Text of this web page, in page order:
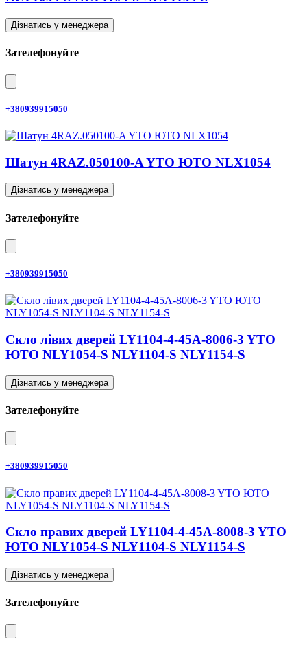
Дізнатись у менеджера
Зателефонуйте
+380939915050
Шатун 4RAZ.050100-A YTO ЮТО NLX1054
Дізнатись у менеджера
Зателефонуйте
+380939915050
Скло лівих дверей LY1104-4-45A-8006-3 YTO
ЮТО NLY1054-S NLY1104-S NLY1154-S
Дізнатись у менеджера
Зателефонуйте
+380939915050
Скло правих дверей LY1104-4-45A-8008-3 YTO
ЮТО NLY1054-S NLY1104-S NLY1154-S
Дізнатись у менеджера
Зателефонуйте